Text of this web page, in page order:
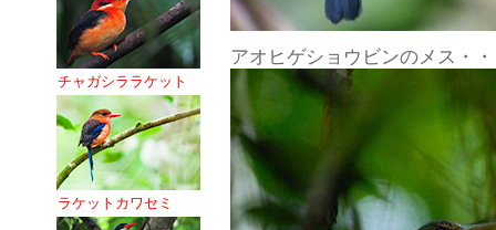
チャガシララケット
ラケットカワセミ
アオヒゲショウビンのメス・